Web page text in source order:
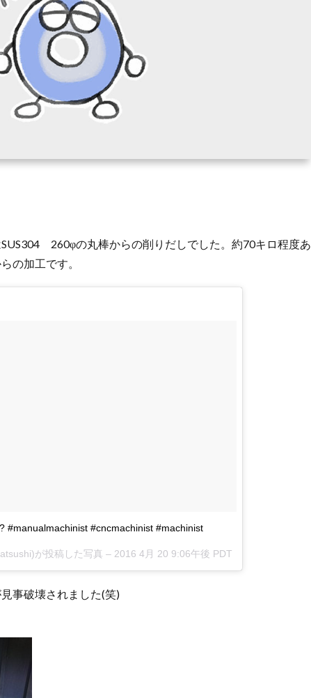
260φの丸棒からの削りだしでした。約70キロ程度あ
の加工です。
#manualmachinist #cncmachinist #machinist
が投稿した写真 – 2016 4月 20 9:06午後 PDT
事破壊されました(笑)